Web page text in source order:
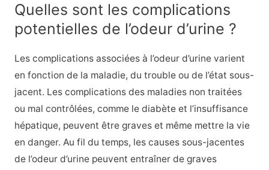
Quelles sont les complications
potentielles de l’odeur d’urine ?
Les complications associées à l’odeur d’urine varient
en fonction de la maladie, du trouble ou de l’état sous-
jacent. Les complications des maladies non traitées
ou mal contrôlées, comme le diabète et l’insuffisance
hépatique, peuvent être graves et même mettre la vie
en danger. Au fil du temps, les causes sous-jacentes
de l’odeur d’urine peuvent entraîner de graves